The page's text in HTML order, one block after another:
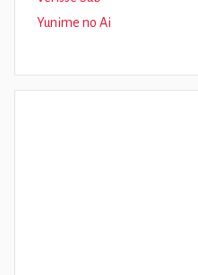
Yunime no Ai